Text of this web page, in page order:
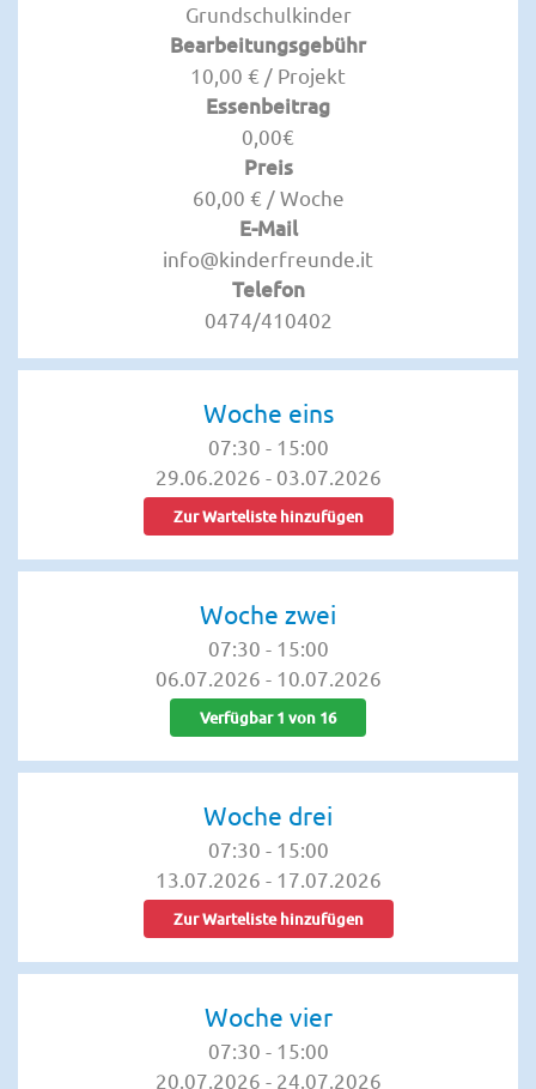
Grundschulkinder
Bearbeitungsgebühr
10,00 € / Projekt
Essenbeitrag
0,00€
Preis
60,00 € / Woche
E-Mail
info@kinderfreunde.it
Telefon
0474/410402
Woche eins
07:30 - 15:00
29.06.2026 - 03.07.2026
Zur Warteliste hinzufügen
Woche zwei
07:30 - 15:00
06.07.2026 - 10.07.2026
Verfügbar 1 von 16
Woche drei
07:30 - 15:00
13.07.2026 - 17.07.2026
Zur Warteliste hinzufügen
Woche vier
07:30 - 15:00
20.07.2026 - 24.07.2026